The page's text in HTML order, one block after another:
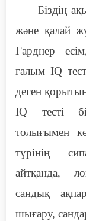
Біздің
және қалай
Гарднер
ғалым IQ
деген
IQ тесті
толығымен
түрінің
айтқанда,
сандық
шығару,